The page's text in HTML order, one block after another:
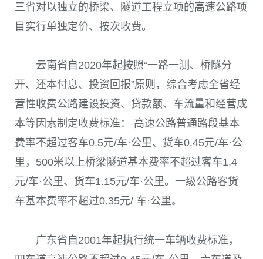
三省对以独立的桥梁、隧道工程立项的高速公路项
目实行单独定价、按次收费。
云南省自2020年起按照“一路一测、桥隧分
开、还本付息、投资回报”原则，综合考虑全省经
营性收费公路建设投资、贷款额、车流量和经营成
本等因素制定收费标准： 高速公路普通路段基本
费率不超过客车0.5元/车·公里、货车0.45元/车·公
里，500米以上桥梁隧道基本费率不超过客车1.4
元/车·公里、货车1.15元/车·公里。一级公路客货
车基本费率不超过0.35元/ 车·公里。
广东省自2001年起执行统一车辆收费标准，